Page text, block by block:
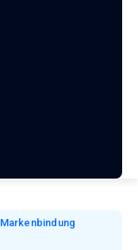
Markenbindung